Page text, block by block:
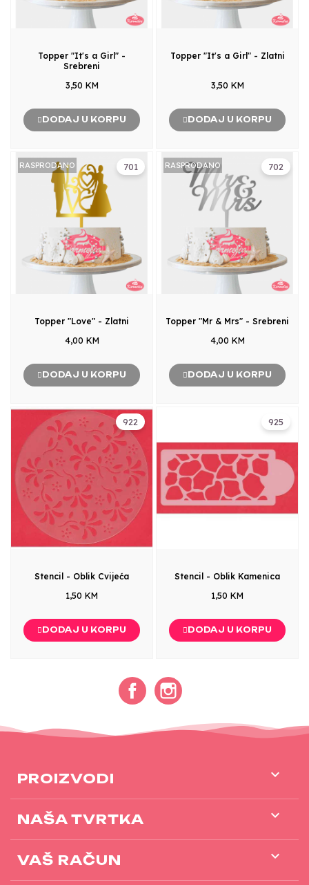
Topper "It's a Girl" -
Srebreni
3,50 KM
DODAJ U KORPU
Topper "It's a Girl" - Zlatni
3,50 KM
DODAJ U KORPU
701
RASPRODANO
Topper "Love" - Zlatni
4,00 KM
DODAJ U KORPU
702
RASPRODANO
Topper "Mr & Mrs" - Srebreni
4,00 KM
DODAJ U KORPU
922
Stencil - Oblik Cvijeća
1,50 KM
DODAJ U KORPU
925
Stencil - Oblik Kamenica
1,50 KM
DODAJ U KORPU
Facebook
PROIZVODI 
NAŠA TVRTKA 
VAŠ RAČUN 